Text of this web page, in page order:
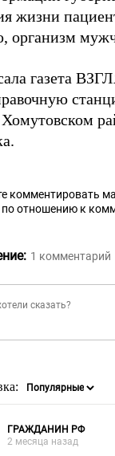
жизни
организм
газета
Хомутовском
комментировать
по отношению к
1 комментарий
ГРАЖДАНИН РФ
2 месяца назад